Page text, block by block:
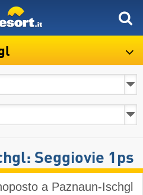
Seggiovie 1ps
a Paznaun-Ischgl